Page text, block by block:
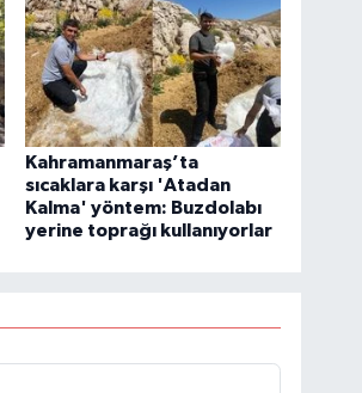
Kahramanmaraş’ta
sıcaklara karşı 'Atadan
Kalma' yöntem: Buzdolabı
yerine toprağı kullanıyorlar